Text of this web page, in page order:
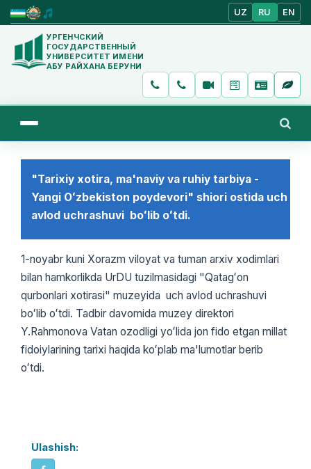
UZ RU EN
УРГЕНЧСКИЙ
ГОСУДАРСТВЕННЫЙ
УНИВЕРСИТЕТ ИМЕНИ
АБУ РАЙХАНА БЕРУНИ
"Tarixiy xotira, ma'naviy va ruhiy tarbiya -
Yangi Oʻzbekiston poydevori" shiori ostida uch
avlod uchrashuvi boʻlib oʻtdi.
1-noyabr kuni Xorazm viloyat va tuman arxiv xodimlari
bilan hamkorlikda UrDU tuzilmasidagi "Qatagʻon
qurbonlari xotirasi" muzeyida uch avlod uchrashuvi
boʻlib oʻtdi. Tadbir davomida muzey direktori
Y.Rahmonova Vatan ozodligi yoʻlida jon fido etgan millat
fidoiylarining tarixi haqida koʻplab ma'lumotlar berib
oʻtdi.
Ulashish: